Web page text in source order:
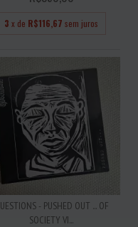
3 x de R$116,67 sem juros
- PUSHED OUT ... OF
SOCIETY VI...